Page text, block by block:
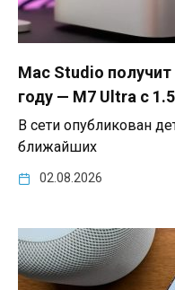
Mac Studio
году — M7 Ultra с
В сети опубликован
ближайших
02.08.2026